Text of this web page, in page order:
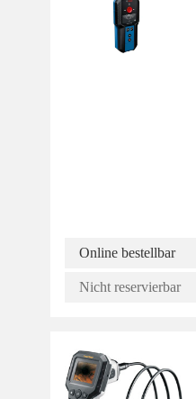
Online bestellbar
Nicht reservierbar